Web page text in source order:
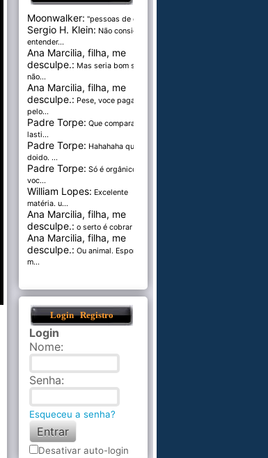
Moonwalker: "pessoas de cer...
Sergio H. Klein: Não consigo
entender...
Ana Marcilia, filha, me
desculpe.: Mas seria bom se
não...
Ana Marcilia, filha, me
desculpe.: Pese, voce paga
pelo...
Padre Torpe: Que comparação
lasti...
Padre Torpe: Hahahaha que
doido. ...
Padre Torpe: Só é orgânico se
voc...
William Lopes: Excelente
matéria. u...
Ana Marcilia, filha, me
desculpe.: o serto é cobrar pel...
Ana Marcilia, filha, me
desculpe.: Ou animal. Esponja
m...
Login Registro
Login
Nome:
Senha:
Esqueceu a senha?
Desativar auto-login